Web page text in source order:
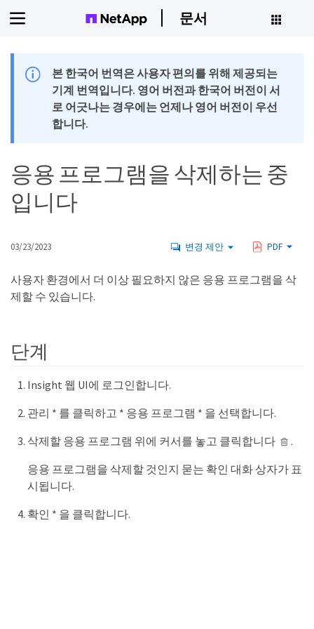
문서
본 한국어 번역은 사용자 편의를 위해 제공되는
기계 번역입니다. 영어 버전과 한국어 버전이 서
로 어긋나는 경우에는 언제나 영어 버전이 우선
합니다.
응용 프로그램을 삭제하는 중
입니다
03/23/2023 변경 제안 PDF
사용자 환경에서 더 이상 필요하지 않은 응용 프로그램을 삭
제할 수 있습니다.
단계
Insight 웹 UI에 로그인합니다.
관리 * 를 클릭하고 * 응용 프로그램 * 을 선택합니다.
삭제할 응용 프로그램 위에 커서를 놓고 클릭합니다
.
응용 프로그램을 삭제할 것인지 묻는 확인 대화 상자가 표
시됩니다.
확인 * 을 클릭합니다.